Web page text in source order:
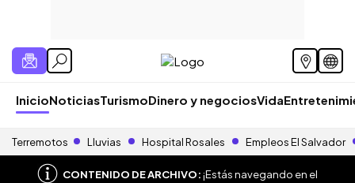
InicioNoticiasTurismoDinero y negociosVida
Terremotos Lluvias Hospital Rosales Empleos El Salvador
CONTENIDO DE ARCHIVO:¡Estás navegando en el